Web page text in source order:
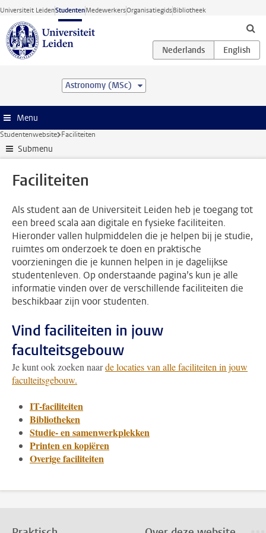
Ga direct naar de inhoud
Universiteit LeidenStudentenMedewerkersOrganisatiegidsBibliotheek
Astronomy (MSc)
Menu
Studentenwebsite Faciliteiten
Submenu
Faciliteiten
Als student aan de Universiteit Leiden heb je toegang tot
een breed scala aan digitale en fysieke faciliteiten.
Hieronder vallen hulpmiddelen die je helpen bij je studie,
ruimtes om onderzoek te doen en praktische
voorzieningen die je kunnen helpen in je dagelijkse
studentenleven. Op onderstaande pagina’s kun je alle
informatie vinden over de verschillende faciliteiten die
beschikbaar zijn voor studenten.
Vind faciliteiten in jouw
faculteitsgebouw
Je kunt ook zoeken naarde locaties van alle faciliteiten in jouw
faculteitsgebouw.
IT-faciliteiten
Bibliotheken
Studie- en samenwerkplekken
Printen en kopiëren
Overige faciliteiten